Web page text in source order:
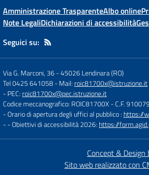
Amministrazione TrasparenteAlbo online
Note LegaliDichiarazioni di accessibilità
Seguici su:
Via G. Marconi, 36-45026 Lendinara (RO)
Tel 0425 641058- Mail: roic81700x@istruzione.it
- PEC: roic81700x@pec.istruzione.it
Codice meccanografico: ROIC81700X- C.F.
- Orario di apertura degli uffici al pubblico : https://
- - Obiettivi di accessibilità 2026: https://
Concept & Design
Sito web realizzato con